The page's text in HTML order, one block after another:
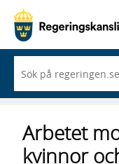
du
börjar
skriva
framträder
en
lista
Arbetet
kvinnor